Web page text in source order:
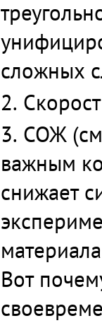
сложных
СОЖ
важным
снижает
Вот